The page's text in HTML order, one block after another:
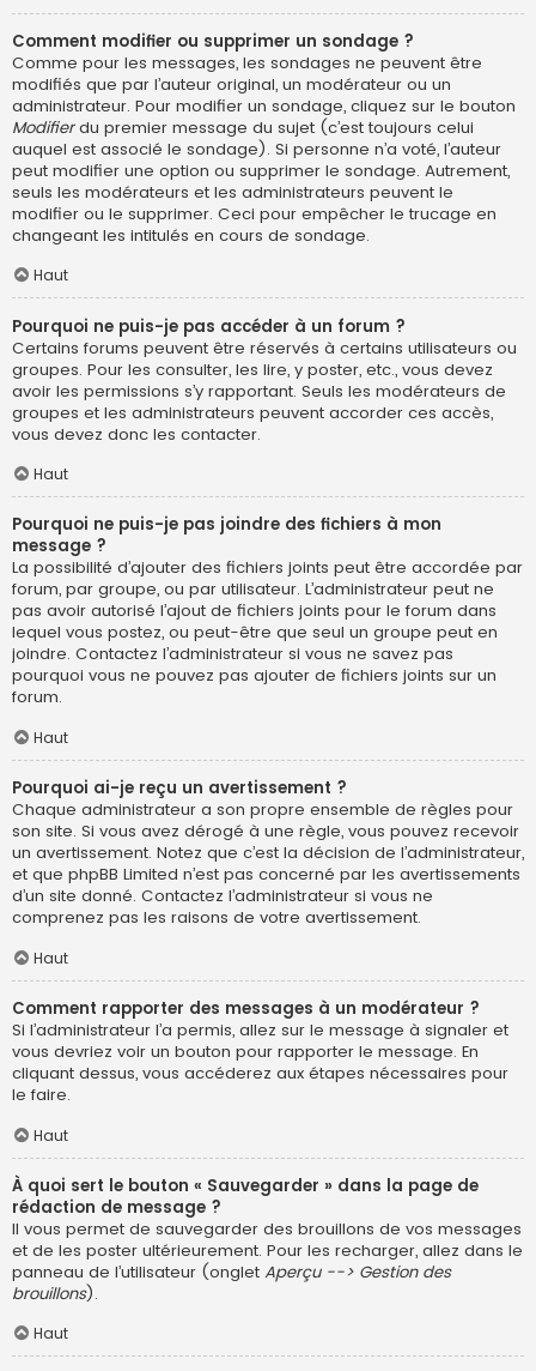
Comment modifier ou supprimer un sondage ?
Comme pour les messages, les sondages ne peuvent être
modifiés que par l’auteur original, un modérateur ou un
administrateur. Pour modifier un sondage, cliquez sur le bouton
Modifierdu premier message du sujet (c’est toujours celui
auquel est associé le sondage). Si personne n’a voté, l’auteur
peut modifier une option ou supprimer le sondage. Autrement,
seuls les modérateurs et les administrateurs peuvent le
modifier ou le supprimer. Ceci pour empêcher le trucage en
changeant les intitulés en cours de sondage.
Haut
Pourquoi ne puis-je pas accéder à un forum ?
Certains forums peuvent être réservés à certains utilisateurs ou
groupes. Pour les consulter, les lire, y poster, etc., vous devez
avoir les permissions s’y rapportant. Seuls les modérateurs de
groupes et les administrateurs peuvent accorder ces accès,
vous devez donc les contacter.
Haut
Pourquoi ne puis-je pas joindre des fichiers à mon
message ?
La possibilité d’ajouter des fichiers joints peut être accordée par
forum, par groupe, ou par utilisateur. L’administrateur peut ne
pas avoir autorisé l’ajout de fichiers joints pour le forum dans
lequel vous postez, ou peut-être que seul un groupe peut en
joindre. Contactez l’administrateur si vous ne savez pas
pourquoi vous ne pouvez pas ajouter de fichiers joints sur un
forum.
Haut
Pourquoi ai-je reçu un avertissement ?
Chaque administrateur a son propre ensemble de règles pour
son site. Si vous avez dérogé à une règle, vous pouvez recevoir
un avertissement. Notez que c’est la décision de l’administrateur,
et que phpBB Limited n’est pas concerné par les avertissements
d’un site donné. Contactez l’administrateur si vous ne
comprenez pas les raisons de votre avertissement.
Haut
Comment rapporter des messages à un modérateur ?
Si l’administrateur l’a permis, allez sur le message à signaler et
vous devriez voir un bouton pour rapporter le message. En
cliquant dessus, vous accéderez aux étapes nécessaires pour
le faire.
Haut
À quoi sert le bouton « Sauvegarder » dans la page de
rédaction de message ?
Il vous permet de sauvegarder des brouillons de vos messages
et de les poster ultérieurement. Pour les recharger, allez dans le
panneau de l’utilisateur (onglet Aperçu --> Gestion des
brouillons).
Haut